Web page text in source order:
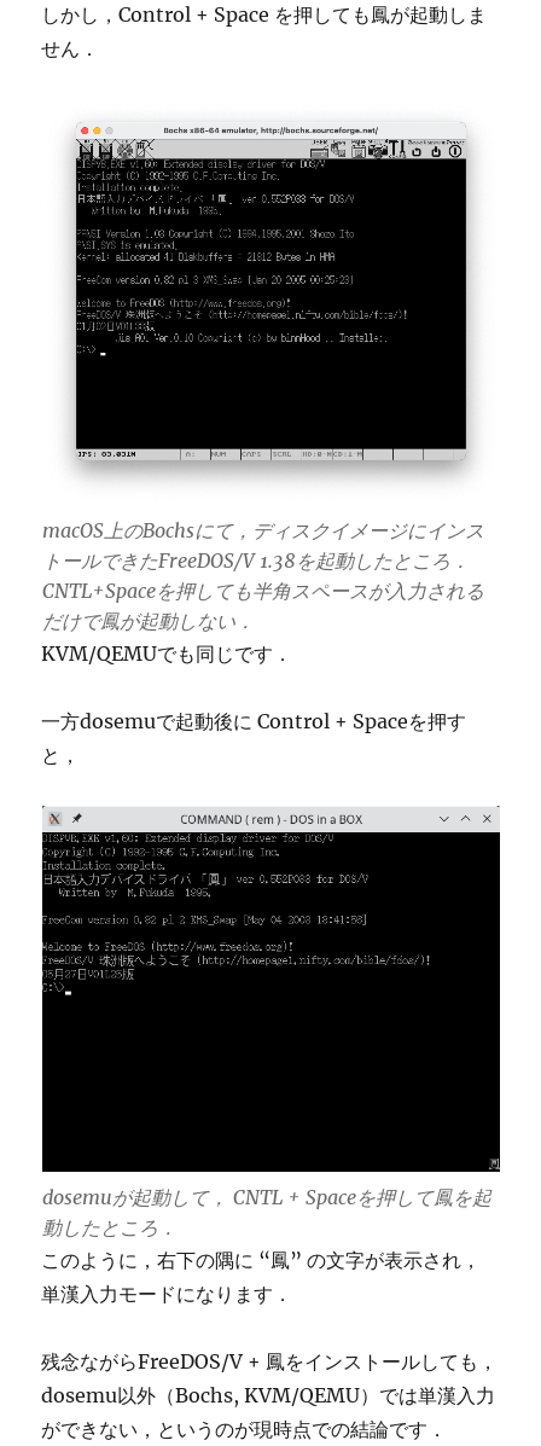
しかし，Control + Space を押しても鳳が起動しま
せん．
macOS上のBochsにて，ディスクイメージにインス
トールできたFreeDOS/V 1.38を起動したところ．
CNTL+Spaceを押しても半角スペースが入力される
だけで鳳が起動しない．
KVM/QEMUでも同じです．
一方dosemuで起動後に Control + Spaceを押す
と，
dosemuが起動して， CNTL + Spaceを押して鳳を起
動したところ．
このように，右下の隅に “鳳” の文字が表示され，
単漢入力モードになります．
残念ながらFreeDOS/V + 鳳をインストールしても，
dosemu以外（Bochs, KVM/QEMU）では単漢入力
ができない，というのが現時点での結論です．